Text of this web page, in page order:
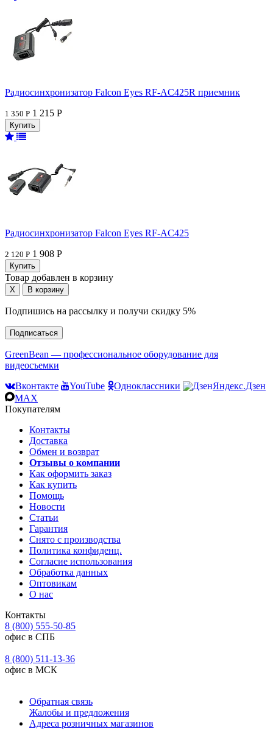
Радиосинхронизатор Falcon Eyes RF-AC425R приемник
1 350 Р 1 215 Р
Радиосинхронизатор Falcon Eyes RF-AC425
2 120 Р 1 908 Р
Товар добавлен в корзину
Подпишись на рассылку и получи скидку 5%
Подписаться
GreenBean — профессиональное оборудование для
видеосъемки
Вконтакте
YouTube Одноклассники
Яндекс.Дзен
MAX
Покупателям
Контакты
Доставка
Обмен и возврат
Отзывы о компании
Как оформить заказ
Как купить
Помощь
Новости
Статьи
Гарантия
Снято с производства
Политика конфиденц.
Согласие использования
Обработка данных
Оптовикам
О нас
Контакты
8 (800) 555-50-85
офис в СПБ
8 (800) 511-13-36
офис в МСК
Обратная связь
Жалобы и предложения
Адреса розничных магазинов